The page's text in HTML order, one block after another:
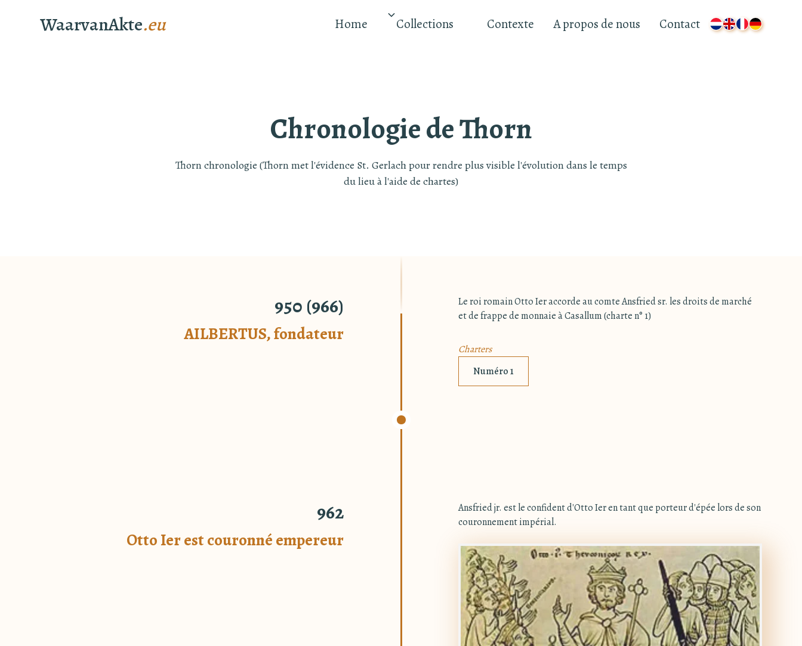
WaarvanAkte.eu Home Collections Contexte A propos de nous Contact
Chronologie de Thorn
Thorn chronologie (Thorn met l'évidence St. Gerlach pour rendre plus visible l'évolution dans le temps
du lieu à l'aide de chartes)
950 (966)
AILBERTUS, fondateur
Le roi romain Otto Ier accorde au comte Ansfried sr. les droits de marché
et de frappe de monnaie à Casallum (charte n° 1)
Charters
Numéro 1
962
Otto Ier est couronné empereur
Ansfried jr. est le confident d'Otto Ier en tant que porteur d'épée lors de son
couronnement impérial.